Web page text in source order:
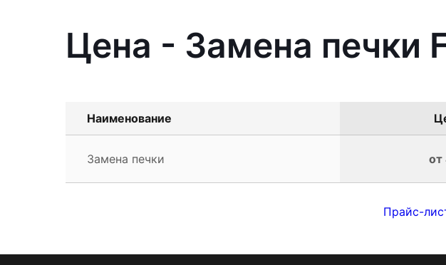
Цена - Замена печки
Наименование
Замена печки от
Прайс-